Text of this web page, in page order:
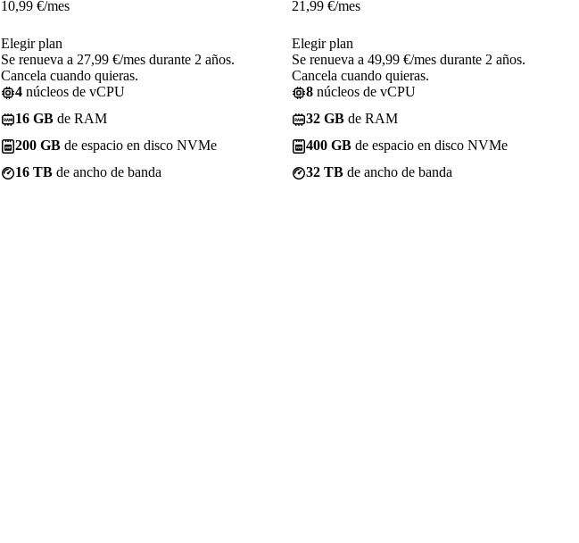
10,99 €/mes
Elegir plan
Se renueva a 27,99 €/mes durante 2 años.
Cancela cuando quieras.
4 núcleos de vCPU
16 GB de RAM
200 GB de espacio en disco NVMe
16 TB de ancho de banda
21,99 €/mes
Elegir plan
Se renueva a 49,99 €/mes durante 2 años.
Cancela cuando quieras.
8 núcleos de vCPU
32 GB de RAM
400 GB de espacio en disco NVMe
32 TB de ancho de banda